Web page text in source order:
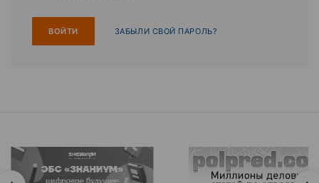
ЗАБЫЛИ СВОЙ ПАРОЛЬ?